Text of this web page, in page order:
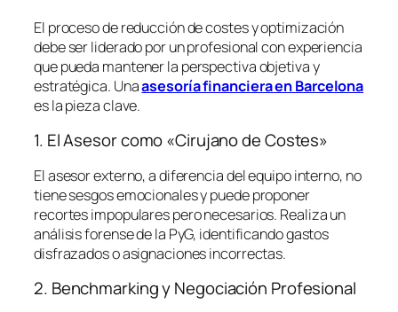
El proceso de reducción de costes y optimización
debe ser liderado por un profesional con experiencia
que pueda mantener la perspectiva objetiva y
estratégica. Unaasesoría financiera en Barcelona
es la pieza clave.
1. El Asesor como «Cirujano de Costes»
El asesor externo, a diferencia del equipo interno, no
tiene sesgos emocionales y puede proponer
recortes impopulares pero necesarios. Realiza un
análisis forense de la PyG, identificando gastos
disfrazados o asignaciones incorrectas.
2. Benchmarking y Negociación Profesional